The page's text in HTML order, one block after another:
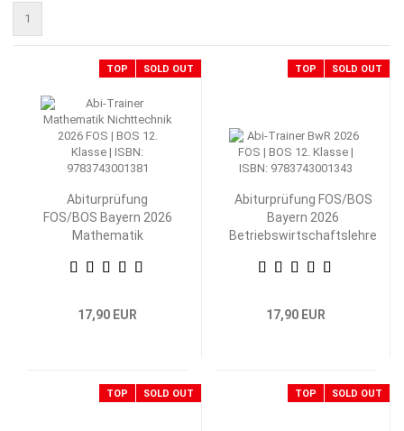
1
TOP SOLD OUT
Abiturprüfung
FOS/BOS Bayern 2026
Mathematik
Klasse
17,90 EUR
TOP SOLD OUT
Abiturprüfung FOS/BOS
Bayern 2026
Betriebswirtschaftslehre
Klasse
17,90 EUR
TOP SOLD OUT TOP SOLD OUT